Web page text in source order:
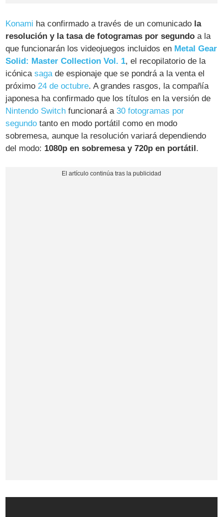
Konami ha confirmado a través de un comunicado la
resolución y la tasa de fotogramas por segundo a la
que funcionarán los videojuegos incluidos en Metal Gear
Solid: Master Collection Vol. 1, el recopilatorio de la
icónicasagade espionaje que se pondrá a la venta el
próximo24 de octubre. A grandes rasgos, la compañía
japonesa ha confirmado que los títulos en la versión de
Nintendo Switch funcionará a30 fotogramas por
segundo tanto en modo portátil como en modo
sobremesa, aunque la resolución variará dependiendo
del modo: 1080p en sobremesa y 720p en portátil.